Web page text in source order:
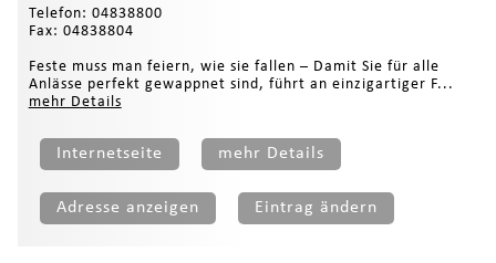
Telefon: 04838800
Fax: 04838804
Feste muss man feiern, wie sie fallen – Damit Sie für alle
Anlässe perfekt gewappnet sind, führt an einzigartiger F...
mehr Details
Internetseite mehr Details
Adresse anzeigen Eintrag ändern